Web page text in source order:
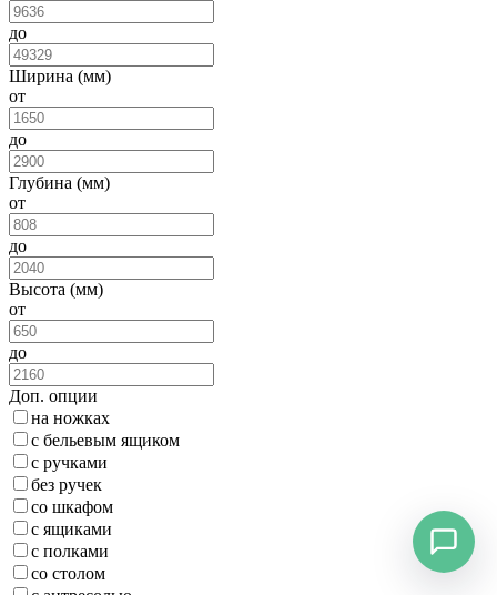
до
Ширина (мм)
от
до
Глубина (мм)
от
до
Высота (мм)
от
до
Доп. опции
на ножках
с бельевым ящиком
с ручками
без ручек
со шкафом
с ящиками
с полками
со столом